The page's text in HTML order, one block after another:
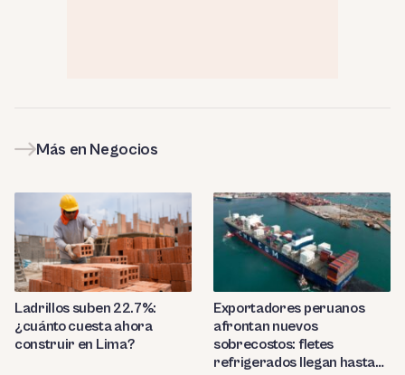
Más en Negocios
Ladrillos suben 22.7%:
¿cuánto cuesta ahora
construir en Lima?
Exportadores peruanos
afrontan nuevos
sobrecostos: fletes
refrigerados llegan hasta